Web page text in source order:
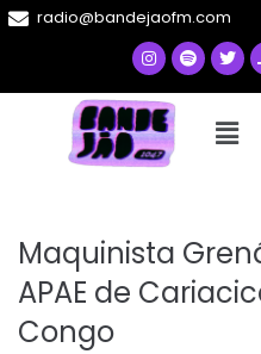
radio@bandejaofm.com
Maquinista
APAE de
Congo